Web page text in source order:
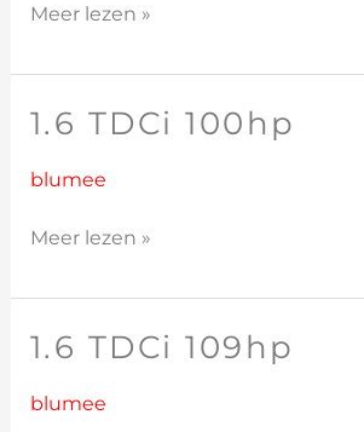
Meer lezen »
1.6 TDCi 100hp
blumee
1.6
100hp
Meer lezen »
1.6 TDCi 109hp
blumee
1.6
109hp